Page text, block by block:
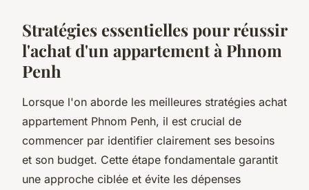
Stratégies essentielles pour réussir
l'achat d'un appartement à Phnom
Penh
Lorsque l'on aborde les meilleures stratégies achat
appartement Phnom Penh, il est crucial de
commencer par identifier clairement ses besoins
et son budget. Cette étape fondamentale garantit
une approche ciblée et évite les dépenses